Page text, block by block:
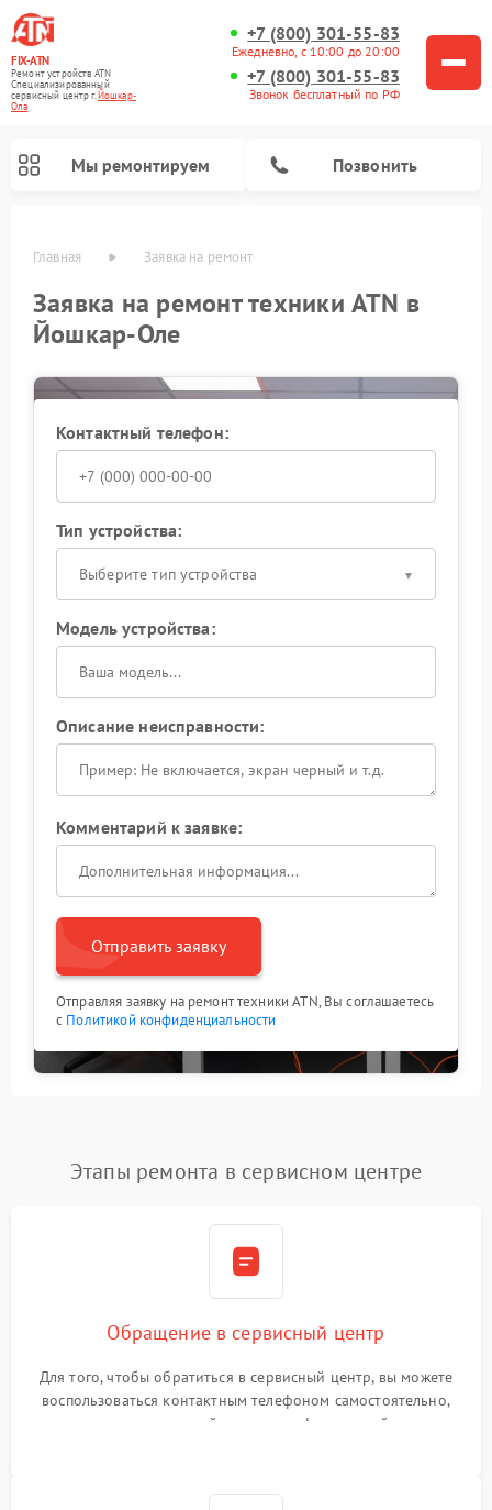
FIX-ATN
Ремонт устройств ATN
Специализированный
cервисный центр г.Йошкар-
Ола
+7 (800) 301-55-83
Ежедневно, с 10:00 до 20:00
+7 (800) 301-55-83
Звонок бесплатный по РФ
Мы ремонтируем Позвонить
Главная Заявка на ремонт
Заявка на ремонт техники ATN в
Йошкар-Оле
Контактный телефон:
Тип устройства:
Выберите тип устройства
Модель устройства:
Описание неисправности:
Комментарий к заявке:
Отправить заявку
Отправляя заявку на ремонт техники ATN, Вы соглашаетесь
с Политикой конфиденциальности
Этапы ремонта в сервисном центре
Обращение в сервисный центр
Для того, чтобы обратиться в сервисный центр, вы можете
воспользоваться контактным телефоном самостоятельно,
или оставить свой номер телефона на сайте